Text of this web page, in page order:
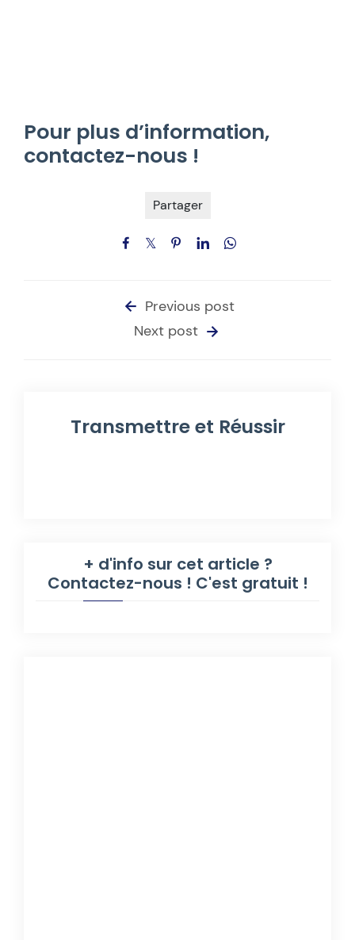
Pour plus d’information,
contactez-nous !
Partager
Previous post
Next post
Transmettre et Réussir
+ d'info sur cet article ?
Contactez-nous ! C'est gratuit !